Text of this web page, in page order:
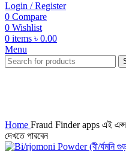
Login / Register
0 Compare
0 Wishlist
0 items ৳ 0.00
Menu
Home Fraud Finder apps এই এপ্স
দেখতে পারবেন